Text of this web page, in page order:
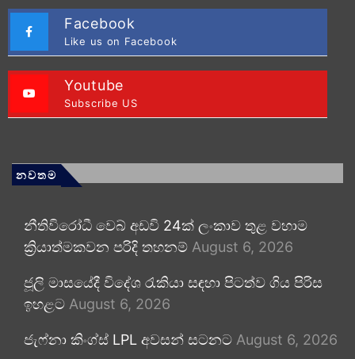
Facebook
Like us on Facebook
Youtube
Subscribe US
නවතම
නීතිවිරෝධී වෙබ් අඩවි 24ක් ලංකාව තුළ වහාම
ක්‍රියාත්මකවන පරිදි තහනම් August 6, 2026
ජූලි මාසයේදී විදේශ රැකියා සඳහා පිටත්ව ගිය පිරිස
ඉහළට August 6, 2026
ජැෆ්නා කිංග්ස් LPL අවසන් සටනට August 6, 2026